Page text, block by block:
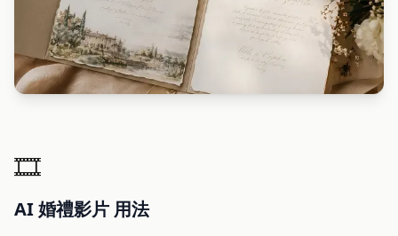
🎞️
AI 婚禮影片 用法